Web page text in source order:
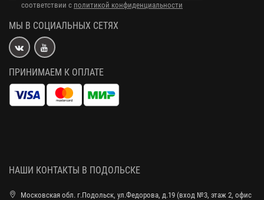
соответствии с политикой конфиденциальности
МЫ В СОЦИАЛЬНЫХ СЕТЯХ
ПРИНИМАЕМ К ОПЛАТЕ
НАШИ КОНТАКТЫ В ПОДОЛЬСКЕ
Московская обл. г.Подольск, ул.Федорова, д.19 (вход №3, этаж 2, офис